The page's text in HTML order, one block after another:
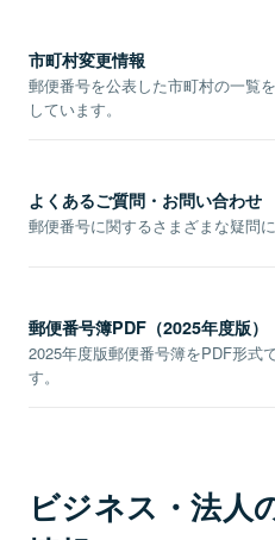
市町村変更情報
郵便番号を公表した市町村の一覧
しています。
よくあるご質問・お問い合わせ
郵便番号に関するさまざまな疑問に
郵便番号簿PDF（2025年度版）
2025年度版郵便番号簿をPDF形式
す。
ビジネス・法人